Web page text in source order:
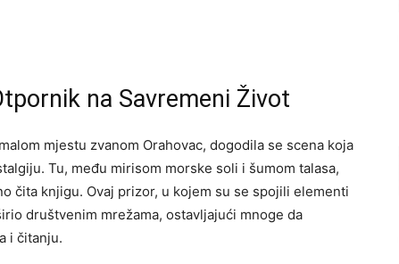
na Savremeni Život
mjestu zvanom Orahovac, dogodila se scena koja
Tu, među mirisom morske soli i šumom talasa,
čita knjigu. Ovaj prizor, u kojem su se spojili elementi
društvenim mrežama, ostavljajući mnoge da
i čitanju.